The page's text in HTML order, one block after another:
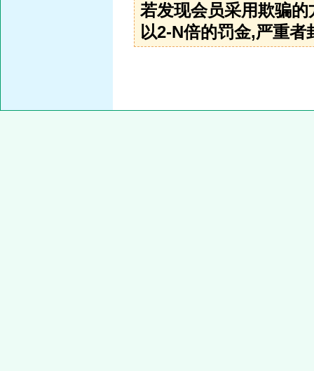
若发现会员采用欺骗
以2-N倍的罚金,严重者